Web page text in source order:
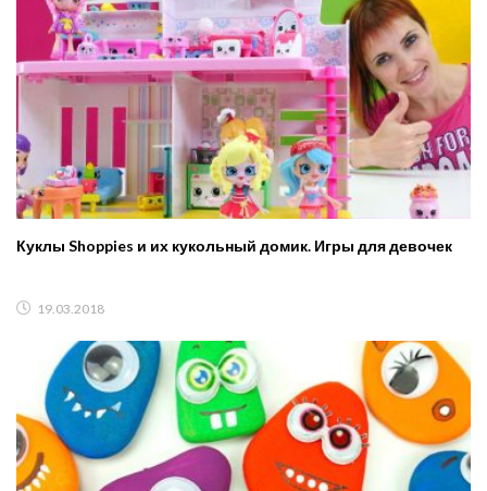
Куклы Shoppies и их кукольный домик. Игры для девочек
19.03.2018